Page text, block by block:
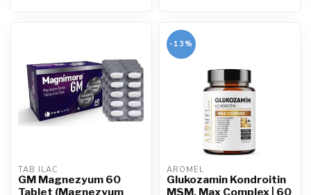
TAB ILAC
GM Magnezyum 60
Tablet (Magnezyum
-13%
AROMEL
Glukozamin Kondroitin
MSM, Max Complex | 60